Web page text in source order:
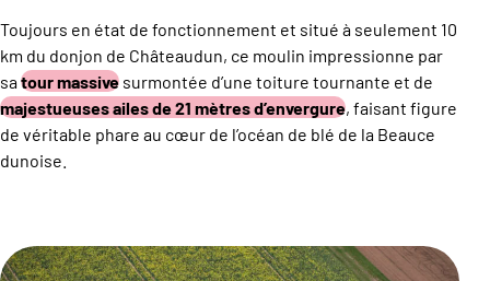
Toujours en état de fonctionnement et situé à seulement 10
km du donjon de Châteaudun, ce moulin impressionne par
satour massive surmontée d’une toiture tournante et de
majestueuses ailes de 21 mètres d’envergure, faisant figure
de véritable phare au cœur de l’océan de blé de la Beauce
dunoise.